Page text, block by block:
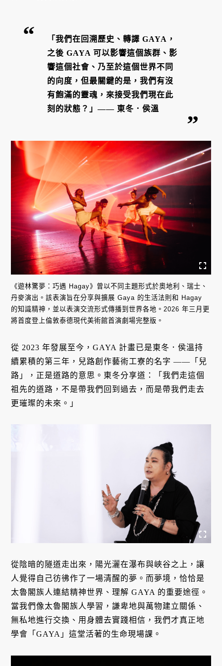
「我們在回溯歷史、轉譯 GAYA，
之後 GAYA 可以影響這個族群、影
響這個社會、乃至於這個世界不同
的向度，但最關鍵的是，我們有沒
有飽滿的靈魂，來接受我們現在此
刻的狀態？」—— 東冬．侯溫
《遊林驚夢：巧遇 Hagay》曾以不同主題形式於奧地利、瑞士、
丹麥演出。該表演旨在分享與擴展 Gaya 的生活法則和 Hagay
的知識精神，並以表演交流形式傳播到世界各地。2026 年三月更
將首度登上倫敦泰德現代美術館首演劇場完整版。
從 2023 年發展至今，GAYA 計畫已是東冬．侯溫持
續累積的第三年，兒路創作藝術工寮的名字 ——「兒
路」，正是道路的意思。東冬分享道：「我們走這個
祖先的道路，不是帶我們回到過去，而是帶我們走去
更璀璨的未來。」
從陰暗的隧道走出來，陽光灑在瀑布與峽谷之上，讓
人覺得自己彷彿作了一場清醒的夢。而夢境，恰恰是
太魯閣族人連結精神世界、理解 GAYA 的重要途徑。
當我們像太魯閣族人學習，謙卑地與萬物建立關係、
無私地進行交換、用身體去實踐相信，我們才真正地
學會「GAYA」這堂活著的生命現場課。